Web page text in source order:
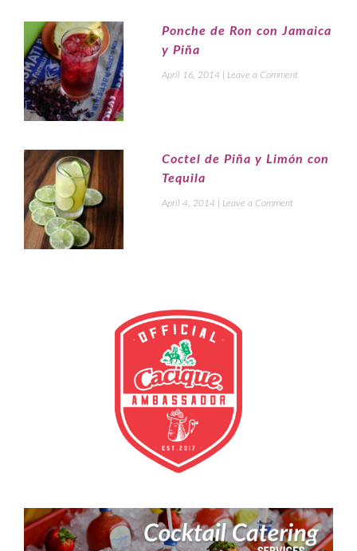
Ponche de Ron con Jamaica
y Piña
April 16, 2014 Leave a Comment
Coctel de Piña y Limón con
Tequila
April 4, 2014 Leave a Comment